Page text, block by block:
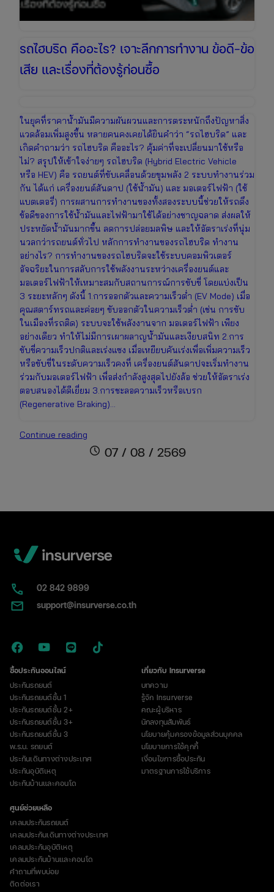
รถไฮบริด คืออะไร? เจาะลึกการทำงาน ข้อดี-ข้อ
เสีย และเรื่องที่ต้องรู้ก่อนซื้อ
ในยุคที่ราคาน้ำมันมีความผันผวนและการตระหนักถึงปัญหาสิ่ง
แวดล้อมเพิ่มสูงขึ้น หลายคนคงเคยได้ยินคำว่า “รถไฮบริด” และ
เกิดคำถามว่า รถไฮบริด คืออะไร? คุ้มค่าที่จะเปลี่ยนมาใช้หรือ
ไม่? สรุปให้เข้าใจง่ายๆ รถไฮบริด (Hybrid Electric Vehicle
หรือ HEV) คือ รถยนต์ที่ขับเคลื่อนด้วยขุมพลัง 2 ระบบทำงานร่วม
กัน ได้แก่ เครื่องยนต์สันดาป (ใช้น้ำมัน) และ มอเตอร์ไฟฟ้า (ใช้
แบตเตอรี่) การผสานการทำงานของทั้งสองระบบนี้ช่วยให้รถดึง
ข้อดีของการใช้น้ำมันและไฟฟ้ามาใช้ได้อย่างชาญฉลาด ส่งผลให้
ประหยัดน้ำมันมากขึ้น ลดการปล่อยมลพิษ และให้อัตราเร่งที่นุ่ม
นวลกว่ารถยนต์ทั่วไป หลักการทำงานของรถไฮบริด ทำงาน
อย่างไร? การทำงานของรถไฮบริดจะใช้ระบบคอมพิวเตอร์
อัจฉริยะในการสลับการใช้พลังงานระหว่างเครื่องยนต์และ
มอเตอร์ไฟฟ้าให้เหมาะสมกับสถานการณ์การขับขี่ โดยแบ่งเป็น
3 ระยะหลักๆ ดังนี้ 1.การออกตัวและความเร็วต่ำ (EV Mode) เมื่อ
คุณสตาร์ทรถและค่อยๆ ขับออกตัวในความเร็วต่ำ (เช่น การขับ
ในเมืองที่รถติด) ระบบจะใช้พลังงานจาก มอเตอร์ไฟฟ้า เพียง
อย่างเดียว ทำให้ไม่มีการเผาผลาญน้ำมันและเงียบสนิท 2.การ
ขับขี่ความเร็วปกติและเร่งแซง เมื่อเหยียบคันเร่งเพื่อเพิ่มความเร็ว
หรือขับขี่ในระดับความเร็วคงที่ เครื่องยนต์สันดาปจะเริ่มทำงาน
ร่วมกับมอเตอร์ไฟฟ้า เพื่อส่งกำลังสูงสุดไปยังล้อ ช่วยให้อัตราเร่ง
ตอบสนองได้ดีเยี่ยม 3.การชะลอความเร็วหรือเบรก
(Regenerative Braking)…
Continue reading
ไฮ
ลึก
ข้อดี-
เสีย
เรื่อง
schedule 07 / 08 / 2569
02​ 842 9899
support@insurverse.co.th
ซื้อประกันออนไลน์
ประกันรถยนต์
ประกันรถยนต์ชั้น 1
ประกันรถยนต์ชั้น 2+
ประกันรถยนต์ชั้น 3+
ประกันรถยนต์ชั้น 3
พ.ร.บ. รถยนต์
ประกันเดินทางต่างประเทศ
ประกันอุบัติเหตุ
ประกันบ้านและคอนโด
เกี่ยวกับ Insurverse
บทความ
รู้จัก Insurverse
คณะผู้บริหาร
นักลงทุนสัมพันธ์
นโยบายคุ้มครองข้อมูลส่วนบุคคล
นโยบายการใช้คุกกี้
เงื่อนไขการซื้อประกัน
มาตรฐานการใช้บริการ
ศูนย์ช่วยเหลือ
เคลมประกันรถยนต์
เคลมประกันเดินทางต่างประเทศ
เคลมประกันอุบัติเหตุ
เคลมประกันบ้านและคอนโด
คำถามที่พบบ่อย
ติดต่อเรา